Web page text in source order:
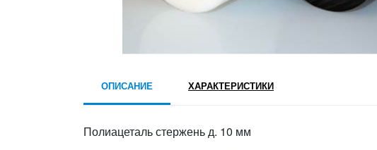
ОПИСАНИЕ ХАРАКТЕРИСТИКИ
Полиацеталь стержень д. 10 мм